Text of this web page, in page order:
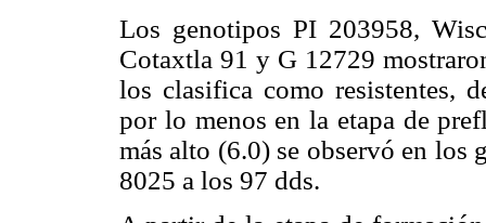
Los genotipos PI 203958,
Cotaxtla 91 y G 12729
los clasifica como resistentes,
por lo menos en la etapa de
más alto (6.0) se observó en
8025 a los 97 dds.